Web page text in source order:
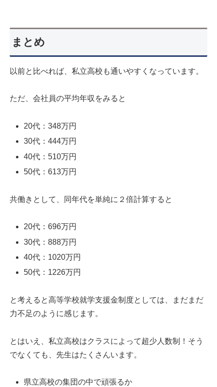
まとめ
以前と比べれば、私立高校も通いやすくなっています。
ただ、会社員の平均年収をみると
20代：348万円
30代：444万円
40代：510万円
50代：613万円
共働きとして、同年代を単純に２倍計算すると
20代：696万円
30代：888万円
40代：1020万円
50代：1226万円
と考えると高等学校就学支援金制度としては、まだまだ
力不足のように感じます。
とはいえ、私立高校はクラスによって超少人数制！そう
でなくても、先生はたくさんいます。
県立高校の集団の中で頑張るか